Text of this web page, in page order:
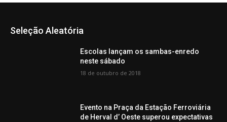
Seleção Aleatória
Escolas lançam os sambas-enredo
neste sábado
18 de outubro de 2018
Evento na Praça da Estação Ferroviária
de Herval d’ Oeste superou expectativas